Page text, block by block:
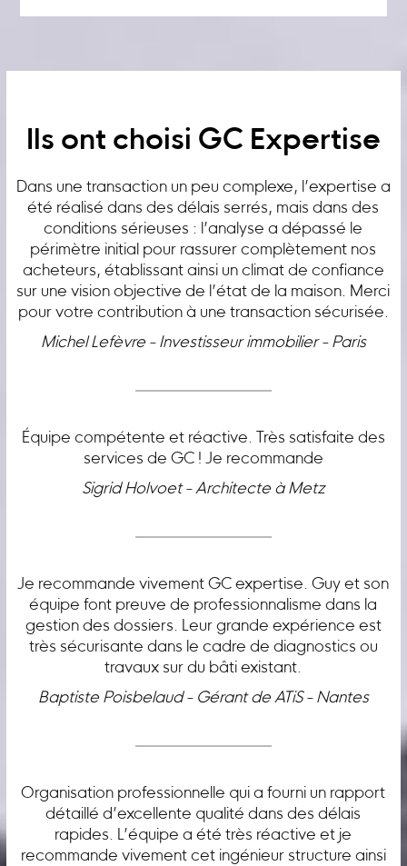
Ils ont choisi GC Expertise
Dans une transaction un peu complexe, l’expertise a
été réalisé dans des délais serrés, mais dans des
conditions sérieuses : l’analyse a dépassé le
périmètre initial pour rassurer complètement nos
acheteurs, établissant ainsi un climat de confiance
sur une vision objective de l’état de la maison. Merci
pour votre contribution à une transaction sécurisée.
Michel Lefèvre - Investisseur immobilier - Paris
Équipe compétente et réactive. Très satisfaite des
services de GC ! Je recommande
Sigrid Holvoet - Architecte à Metz
Je recommande vivement GC expertise. Guy et son
équipe font preuve de professionnalisme dans la
gestion des dossiers. Leur grande expérience est
très sécurisante dans le cadre de diagnostics ou
travaux sur du bâti existant.
Baptiste Poisbelaud - Gérant de ATiS - Nantes
Organisation professionnelle qui a fourni un rapport
détaillé d’excellente qualité dans des délais
rapides. L’équipe a été très réactive et je
recommande vivement cet ingénieur structure ainsi